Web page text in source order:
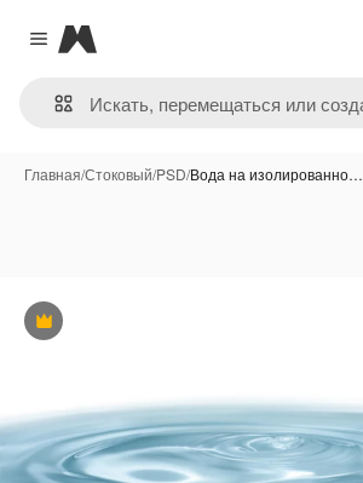
Close menu
Magnific
Главная/Стоковый/PSD/Вода на изолированно…
Премиум